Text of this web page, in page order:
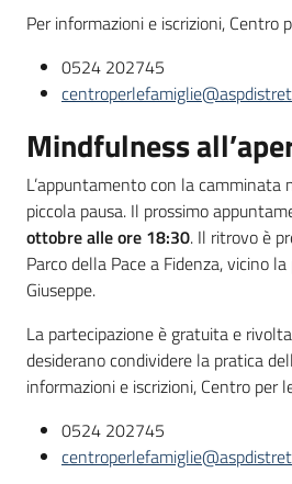
Per informazioni e iscrizioni, Centro
0524 202745
Mindfulness
L’appuntamento con la camminata
piccola pausa. Il prossimo
ottobre alle ore 18:30. Il ritrovo è
Parco della Pace a Fidenza, vicino
Giuseppe.
La partecipazione è gratuita e
desiderano condividere la pratica
informazioni e iscrizioni, Centro per
0524 202745